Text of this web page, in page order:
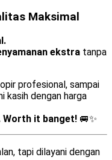
Maksimal
ekstra tanpa
profesional, sampai
kasih dengan harga
Worth it banget! 🚐✨
tapi dilayani dengan